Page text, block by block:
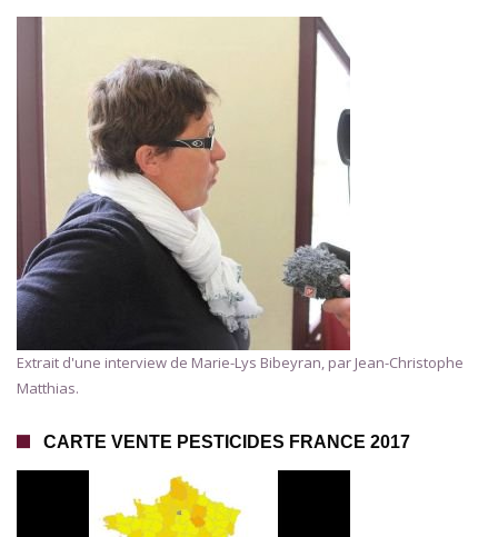
Extrait d'une interview de Marie-Lys Bibeyran, par Jean-Christophe
Matthias.
CARTE VENTE PESTICIDES FRANCE 2017